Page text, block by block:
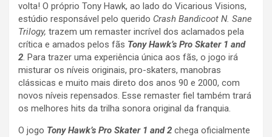
volta! O próprio Tony Hawk, ao lado do Vicarious Visions,
estúdio responsável pelo querido Crash Bandicoot N. Sane
Trilogy, trazem um remaster incrível dos aclamados pela
crítica e amados pelos fãs Tony Hawk’s Pro Skater 1 and
2. Para trazer uma experiência única aos fãs, o jogo irá
misturar os níveis originais, pro-skaters, manobras
clássicas e muito mais direto dos anos 90 e 2000, com
novos níveis repensados. Esse remaster fiel também trará
os melhores hits da trilha sonora original da franquia.
O jogo Tony Hawk’s Pro Skater 1 and 2 chega oficialmente